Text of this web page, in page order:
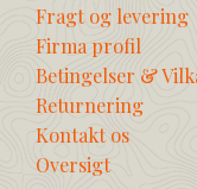
Fragt og levering
Firma profil
Betingelser &
Returnering
Kontakt os
Oversigt